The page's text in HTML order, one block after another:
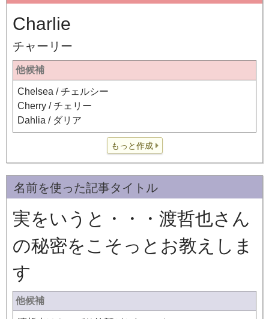
Charlie
チャーリー
他候補
Chelsea / チェルシー
Cherry / チェリー
Dahlia / ダリア
もっと作成
名前を使った記事タイトル
実をいうと・・・渡哲也さん
の秘密をこそっとお教えしま
す
他候補